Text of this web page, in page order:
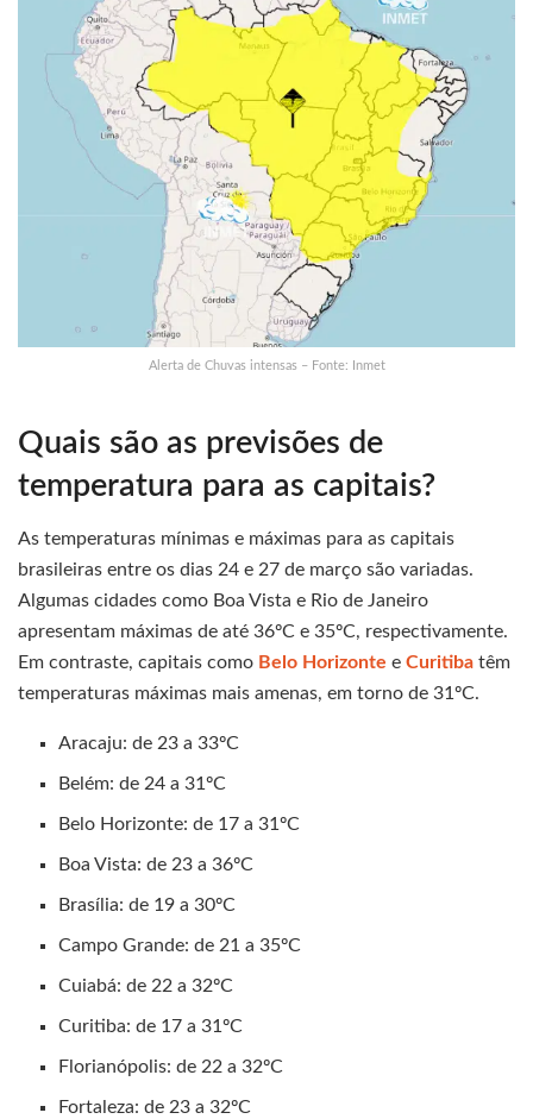
Alerta de Chuvas intensas – Fonte: Inmet
Quais são as previsões de
temperatura para as capitais?
As temperaturas mínimas e máximas para as capitais
brasileiras entre os dias 24 e 27 de março são variadas.
Algumas cidades como Boa Vista e Rio de Janeiro
apresentam máximas de até 36ºC e 35ºC, respectivamente.
Em contraste, capitais como Belo Horizonte e Curitiba têm
temperaturas máximas mais amenas, em torno de 31ºC.
Aracaju: de 23 a 33ºC
Belém: de 24 a 31ºC
Belo Horizonte: de 17 a 31ºC
Boa Vista: de 23 a 36ºC
Brasília: de 19 a 30ºC
Campo Grande: de 21 a 35ºC
Cuiabá: de 22 a 32ºC
Curitiba: de 17 a 31ºC
Florianópolis: de 22 a 32ºC
Fortaleza: de 23 a 32ºC